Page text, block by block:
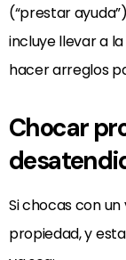
(“prestar
incluye llevar a
hacer arreglos
Chocar
Si chocas con
propiedad, y